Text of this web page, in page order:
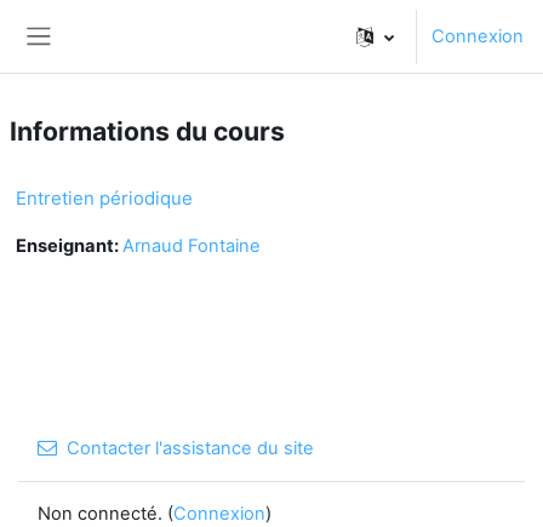
Connexion
Informations du cours
Entretien périodique
Enseignant:Arnaud Fontaine
Contacter l'assistance du site
Non connecté. (Connexion)